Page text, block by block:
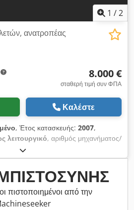
1 /2
ανατροπέας
8.000 €
σταθερή τιμή συν ΦΠΑ
Καλέστε
, Έτος κατασκευής: 2007,
λειτουργικό, αριθμός μηχανήματος/
τεκμηρίωση / εγχειρίδιο
ένας σταθερός ανατροπέας
για την περιστροφή παλετών και
είναι κατάλληλη για παλέτες
παλέτα τοποθετείται στο μηχάνημα
ή χειροκίνητου ανυψωτικού. Το
πιστοποιημένοι από την